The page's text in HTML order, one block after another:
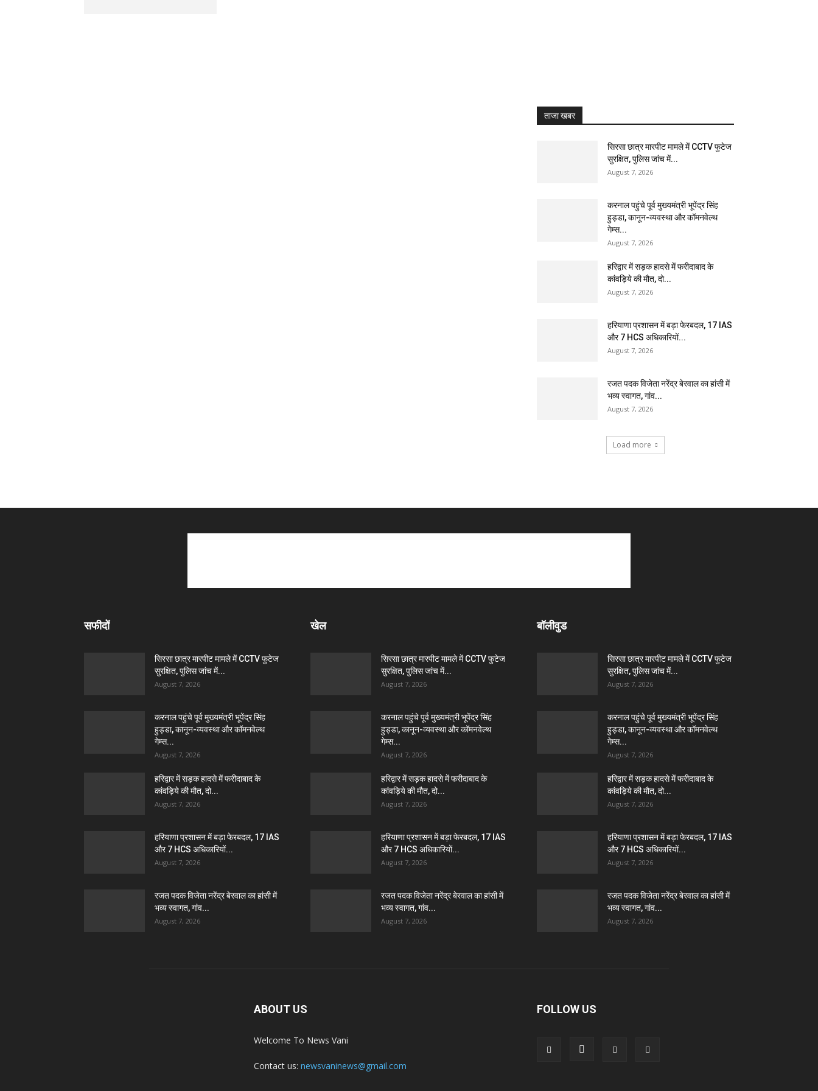
ताजा खबर
सिरसा छात्र मारपीट मामले में CCTV फुटेज
सुरक्षित, पुलिस जांच में...
August 7, 2026
करनाल पहुंचे पूर्व मुख्यमंत्री भूपेंद्र सिंह
हुड्डा, कानून-व्यवस्था और कॉमनवेल्थ
गेम्स...
August 7, 2026
हरिद्वार में सड़क हादसे में फरीदाबाद के
कांवड़िये की मौत, दो...
August 7, 2026
हरियाणा प्रशासन में बड़ा फेरबदल, 17 IAS
और 7 HCS अधिकारियों...
August 7, 2026
रजत पदक विजेता नरेंद्र बेरवाल का हांसी में
भव्य स्वागत, गांव...
August 7, 2026
Load more
सफीदों
सिरसा छात्र मारपीट मामले में CCTV फुटेज
सुरक्षित, पुलिस जांच में...
August 7, 2026
करनाल पहुंचे पूर्व मुख्यमंत्री भूपेंद्र सिंह
हुड्डा, कानून-व्यवस्था और कॉमनवेल्थ
गेम्स...
August 7, 2026
हरिद्वार में सड़क हादसे में फरीदाबाद के
कांवड़िये की मौत, दो...
August 7, 2026
हरियाणा प्रशासन में बड़ा फेरबदल, 17 IAS
और 7 HCS अधिकारियों...
August 7, 2026
रजत पदक विजेता नरेंद्र बेरवाल का हांसी में
भव्य स्वागत, गांव...
August 7, 2026
खेल
सिरसा छात्र मारपीट मामले में CCTV फुटेज
सुरक्षित, पुलिस जांच में...
August 7, 2026
करनाल पहुंचे पूर्व मुख्यमंत्री भूपेंद्र सिंह
हुड्डा, कानून-व्यवस्था और कॉमनवेल्थ
गेम्स...
August 7, 2026
हरिद्वार में सड़क हादसे में फरीदाबाद के
कांवड़िये की मौत, दो...
August 7, 2026
हरियाणा प्रशासन में बड़ा फेरबदल, 17 IAS
और 7 HCS अधिकारियों...
August 7, 2026
रजत पदक विजेता नरेंद्र बेरवाल का हांसी में
भव्य स्वागत, गांव...
August 7, 2026
बॉलीवुड
सिरसा छात्र मारपीट मामले में CCTV फुटेज
सुरक्षित, पुलिस जांच में...
August 7, 2026
करनाल पहुंचे पूर्व मुख्यमंत्री भूपेंद्र सिंह
हुड्डा, कानून-व्यवस्था और कॉमनवेल्थ
गेम्स...
August 7, 2026
हरिद्वार में सड़क हादसे में फरीदाबाद के
कांवड़िये की मौत, दो...
August 7, 2026
हरियाणा प्रशासन में बड़ा फेरबदल, 17 IAS
और 7 HCS अधिकारियों...
August 7, 2026
रजत पदक विजेता नरेंद्र बेरवाल का हांसी में
भव्य स्वागत, गांव...
August 7, 2026
ABOUT US
Welcome To News Vani
Contact us: newsvaninews@gmail.com
FOLLOW US